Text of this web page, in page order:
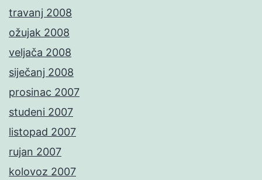
travanj 2008
ožujak 2008
veljača 2008
siječanj 2008
prosinac 2007
studeni 2007
listopad 2007
rujan 2007
kolovoz 2007